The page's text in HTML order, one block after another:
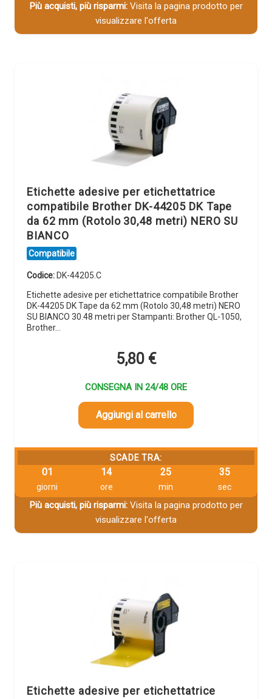
Più acquisti, più risparmi:Visita la pagina prodotto per
visualizzare l'offerta
Etichette adesive per etichettatrice
compatibile Brother DK-44205 DK Tape
da 62 mm (Rotolo 30,48 metri) NERO SU
BIANCO
Compatibile
Codice:DK-44205.C
Etichette adesive per etichettatrice compatibile Brother
DK-44205 DK Tape da 62 mm (Rotolo 30,48 metri) NERO
SU BIANCO 30.48 metri per Stampanti: Brother QL-1050,
Brother…
5,80 €
CONSEGNA IN 24/48 ORE
Aggiungi al carrello
SCADE TRA:
01
giorni
14
ore
25
min
33
sec
Più acquisti, più risparmi:Visita la pagina prodotto per
visualizzare l'offerta
Etichette adesive per etichettatrice